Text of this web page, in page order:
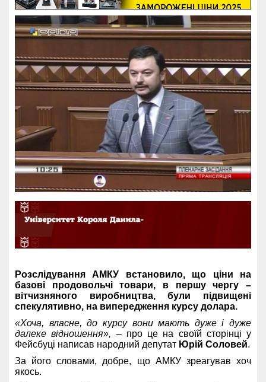
Розслідування АМКУ встановило, що ціни на
базові продовольчі товари, в першу чергу –
вітчизняного виробництва, були підвищені
спекулятивно, на випередження курсу долара.
«Хоча, власне, до курсу вони мають дуже і дуже
далеке відношення», – про це на своїй сторінці у
Фейсбуці написав народний депутат Юрій Соловей.
За його словами, добре, що АМКУ зреагував хоч
якось.